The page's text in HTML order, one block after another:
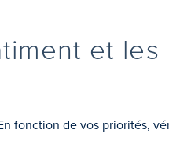
et les
fonction de vos priorités,